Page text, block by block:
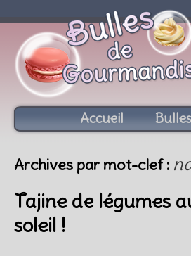
Accueil
Archives par mot-clef :
Tajine de légumes
soleil !